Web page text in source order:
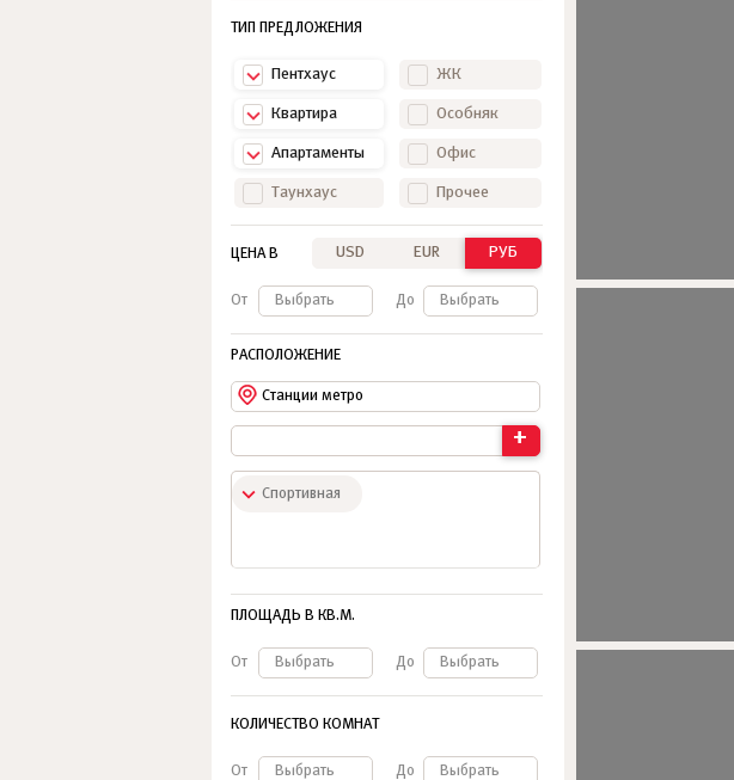
ТИП ПРЕДЛОЖЕНИЯ
Пентхаус
Квартира
Апартаменты
Таунхаус
ЖК
Особняк
Офис
Прочее
USD EUR РУБ
ЦЕНА В
От Выбрать До Выбрать
РАСПОЛОЖЕНИЕ
Станции метро
+
Спортивная
ПЛОЩАДЬ В КВ.М.
От Выбрать До Выбрать
КОЛИЧЕСТВО КОМНАТ
От Выбрать До Выбрать